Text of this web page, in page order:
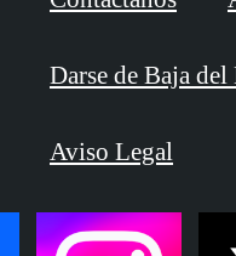
Darse de Baja
Aviso Legal